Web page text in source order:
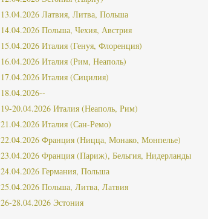
13.04.2026 Латвия, Литва, Польша
14.04.2026 Польша, Чехия, Австрия
15.04.2026 Италия (Генуя, Флоренция)
16.04.2026 Италия (Рим, Неаполь)
17.04.2026 Италия (Сицилия)
18.04.2026--
19-20.04.2026 Италия (Неаполь, Рим)
21.04.2026 Италия (Сан-Ремо)
22.04.2026 Франция (Ницца, Монако, Монпелье)
23.04.2026 Франция (Париж), Бельгия, Нидерланды
24.04.2026 Германия, Польша
25.04.2026 Польша, Литва, Латвия
26-28.04.2026 Эстония